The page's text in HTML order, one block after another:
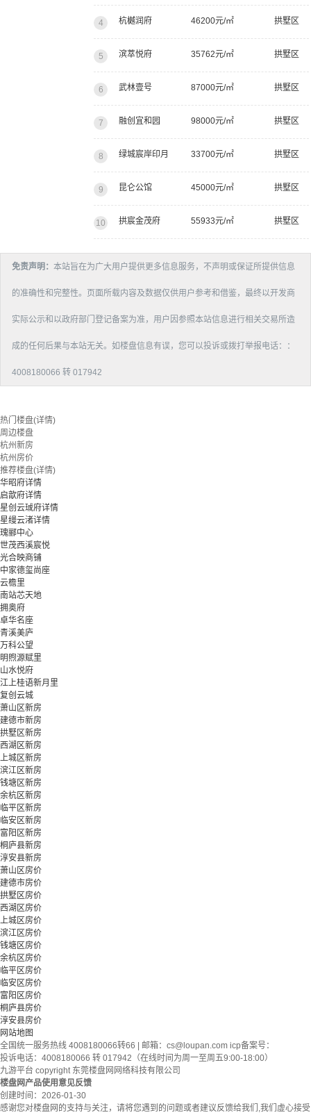
4 杭樾润府 46200元/㎡ 拱墅区
5 滨萃悦府 35762元/㎡ 拱墅区
6 武林壹号 87000元/㎡ 拱墅区
7 融创宜和园 98000元/㎡ 拱墅区
8 绿城宸岸印月 33700元/㎡ 拱墅区
9 昆仑公馆 45000元/㎡ 拱墅区
10 拱宸金茂府 55933元/㎡ 拱墅区
免责声明： 本站旨在为广大用户提供更多信息服务，不声明或保证所提供信息
的准确性和完整性。页面所载内容及数据仅供用户参考和借鉴，最终以开发商
实际公示和以政府部门登记备案为准，用户因参照本站信息进行相关交易所造
成的任何后果与本站无关。如楼盘信息有误，您可以投诉或拨打举报电话：：
4008180066 转 017942
热门楼盘(详情)
周边楼盘
杭州新房
杭州房价
推荐楼盘(详情)
华昭府详情
启歆府详情
星创云珹府详情
星缦云渚详情
瑰郦中心
世茂西溪宸悦
光合映商铺
中家德玺尚座
云檐里
南站芯天地
拥奥府
卓华名座
青溪美庐
万科公望
明煦源赋里
山水悦府
江上桂语新月里
复创云城
萧山区新房
建德市新房
拱墅区新房
西湖区新房
上城区新房
滨江区新房
钱塘区新房
余杭区新房
临平区新房
临安区新房
富阳区新房
桐庐县新房
淳安县新房
萧山区房价
建德市房价
拱墅区房价
西湖区房价
上城区房价
滨江区房价
钱塘区房价
余杭区房价
临平区房价
临安区房价
富阳区房价
桐庐县房价
淳安县房价
网站地图
全国统一服务热线 4008180066转66 | 邮箱： cs@loupan.com icp备案号：
投诉电话：4008180066 转 017942（在线时间为周一至周五9:00-18:00）
九游平台 copyright 东莞楼盘网网络科技有限公司
楼盘网产品使用意见反馈
创建时间： 2026-01-30
感谢您对楼盘网的支持与关注，请将您遇到的问题或者建议反馈给我们,我们虚心接受